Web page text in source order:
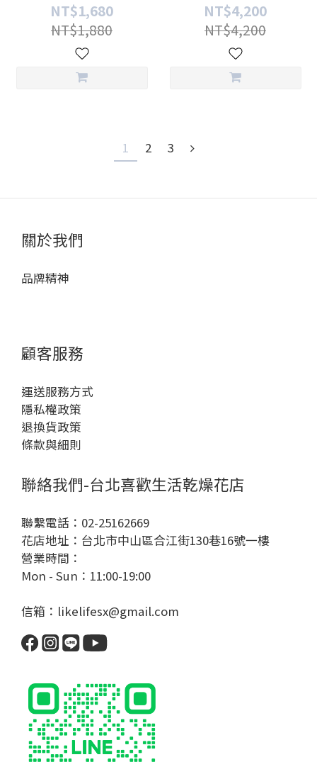
NT$1,680
NT$1,880
NT$4,200
NT$4,200
1 2 3
關於我們
品牌精神
顧客服務
運送服務方式
隱私權政策
退換貨政策
條款與細則
聯絡我們-台北喜歡生活乾燥花店
聯繫電話：02-25162669
花店地址：台北市中山區合江街130巷16號一樓
營業時間：
Mon - Sun：11:00-19:00
信箱：likelifesx@gmail.com